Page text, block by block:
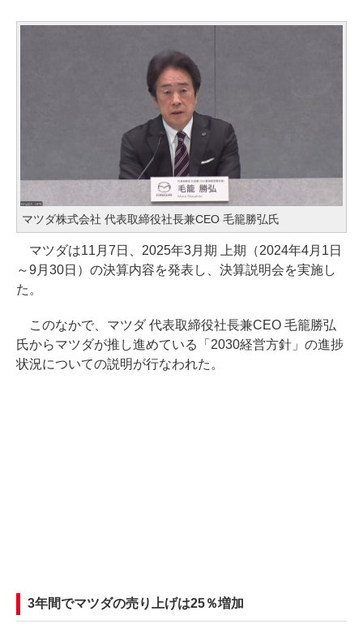
マツダ株式会社 代表取締役社長兼CEO 毛籠勝弘氏
マツダは11月7日、2025年3月期 上期（2024年4月1日
～9月30日）の決算内容を発表し、決算説明会を実施し
た。
このなかで、マツダ 代表取締役社長兼CEO 毛籠勝弘
氏からマツダが推し進めている「2030経営方針」の進捗
状況についての説明が行なわれた。
3年間でマツダの売り上げは25％増加